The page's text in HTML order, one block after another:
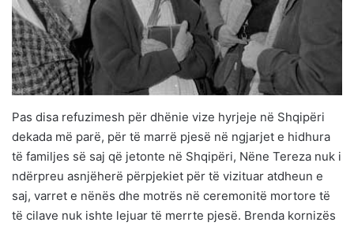
Pas disa refuzimesh për dhënie vize hyrjeje në Shqipëri
dekada më parë, për të marrë pjesë në ngjarjet e hidhura
të familjes së saj që jetonte në Shqipëri, Nëne Tereza nuk i
ndërpreu asnjëherë përpjekiet për të vizituar atdheun e
saj, varret e nënës dhe motrës në ceremonitë mortore të
të cilave nuk ishte lejuar të merrte pjesë. Brenda kornizës